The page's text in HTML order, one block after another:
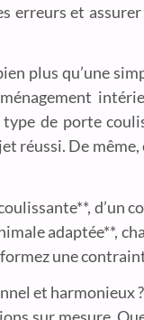
erreurs et
plus qu’une
de porte
réussi. De
adaptée**,
une
et harmonieux